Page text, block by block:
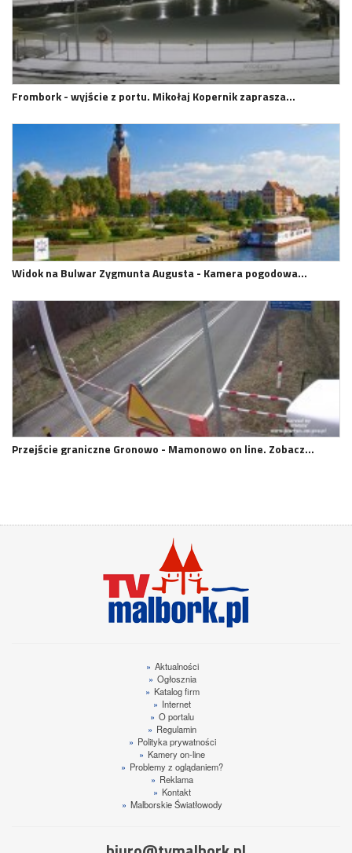
Frombork - wyjście z portu. Mikołaj Kopernik zaprasza…
Widok na Bulwar Zygmunta Augusta - Kamera pogodowa…
Przejście graniczne Gronowo - Mamonowo on line. Zobacz…
» Aktualności
» Ogłosznia
» Katalog firm
» Internet
» O portalu
» Regulamin
» Polityka prywatności
» Kamery on-line
» Problemy z oglądaniem?
» Reklama
» Kontakt
» Malborskie Światłowody